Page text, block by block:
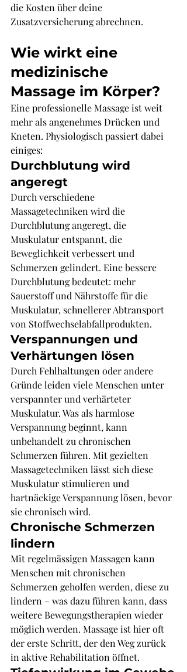
die Kosten über deine
Zusatzversicherung abrechnen.
Wie wirkt eine
medizinische
Massage im Körper?
Eine professionelle Massage ist weit
mehr als angenehmes Drücken und
Kneten. Physiologisch passiert dabei
einiges:
Durchblutung wird
angeregt
Durch verschiedene
Massagetechniken wird die
Durchblutung angeregt, die
Muskulatur entspannt, die
Beweglichkeit verbessert und
Schmerzen gelindert. Eine bessere
Durchblutung bedeutet: mehr
Sauerstoff und Nährstoffe für die
Muskulatur, schnellerer Abtransport
von Stoffwechselabfallprodukten.
Verspannungen und
Verhärtungen lösen
Durch Fehlhaltungen oder andere
Gründe leiden viele Menschen unter
verspannter und verhärteter
Muskulatur. Was als harmlose
Verspannung beginnt, kann
unbehandelt zu chronischen
Schmerzen führen. Mit gezielten
Massagetechniken lässt sich diese
Muskulatur stimulieren und
hartnäckige Verspannung lösen, bevor
sie chronisch wird.
Chronische Schmerzen
lindern
Mit regelmässigen Massagen kann
Menschen mit chronischen
Schmerzen geholfen werden, diese zu
lindern – was dazu führen kann, dass
weitere Bewegungstherapien wieder
möglich werden. Massage ist hier oft
der erste Schritt, der den Weg zurück
in aktive Rehabilitation öffnet.